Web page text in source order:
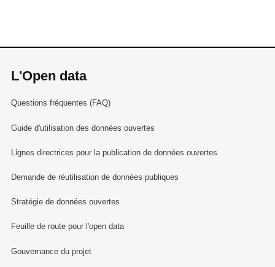
L'Open data
Questions fréquentes (FAQ)
Guide d'utilisation des données ouvertes
Lignes directrices pour la publication de données ouvertes
Demande de réutilisation de données publiques
Stratégie de données ouvertes
Feuille de route pour l'open data
Gouvernance du projet